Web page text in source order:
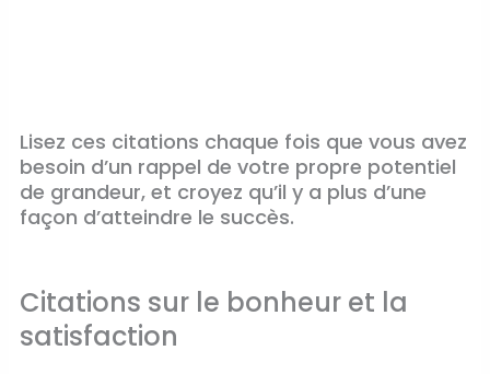
Lisez ces citations chaque fois que vous avez
besoin d’un rappel de votre propre potentiel
de grandeur, et croyez qu’il y a plus d’une
façon d’atteindre le succès.
Citations sur le bonheur et la
satisfaction